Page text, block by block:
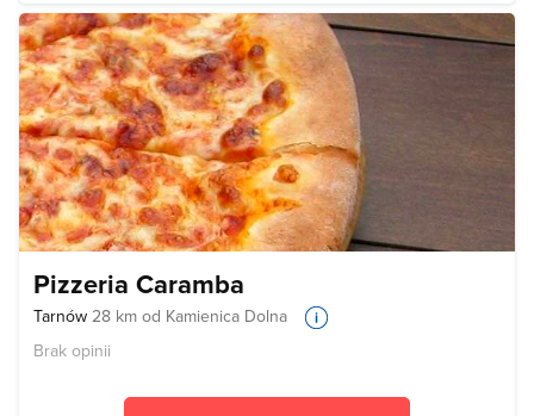
Pizzeria Caramba
Tarnów 28 km od Kamienica Dolna
Brak opinii